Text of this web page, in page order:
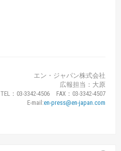
エン・ジャパン株式会社
広報担当：大原
TEL：03-3342-4506 FAX：03-3342-4507
E-mail:en-press@en-japan.com